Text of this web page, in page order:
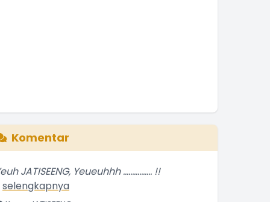
Komentar
selengkapnya
Kuwu JATISEENG